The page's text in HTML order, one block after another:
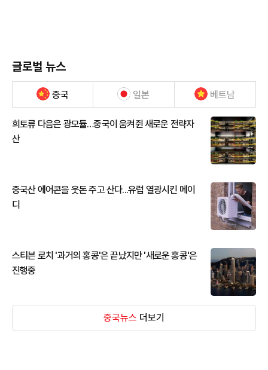
글로벌 뉴스
중국 일본 베트남
희토류 다음은 광모듈…중국이 움켜쥔 새로운 전략자
산
중국산 에어콘을 웃돈 주고 산다...유럽 열광시킨 메이
디
스티븐 로치 '과거의 홍콩'은 끝났지만 '새로운 홍콩'은
진행중
중국뉴스 더보기